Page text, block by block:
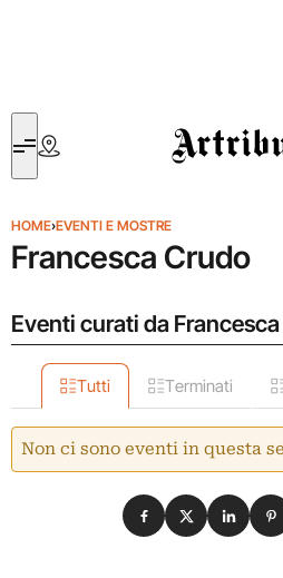
Artribune
HOME›EVENTI E MOSTRE
Francesca Crudo
Eventi curati da
Tutti Terminati
Non ci sono eventi in questa
Condividi su
Condividi su